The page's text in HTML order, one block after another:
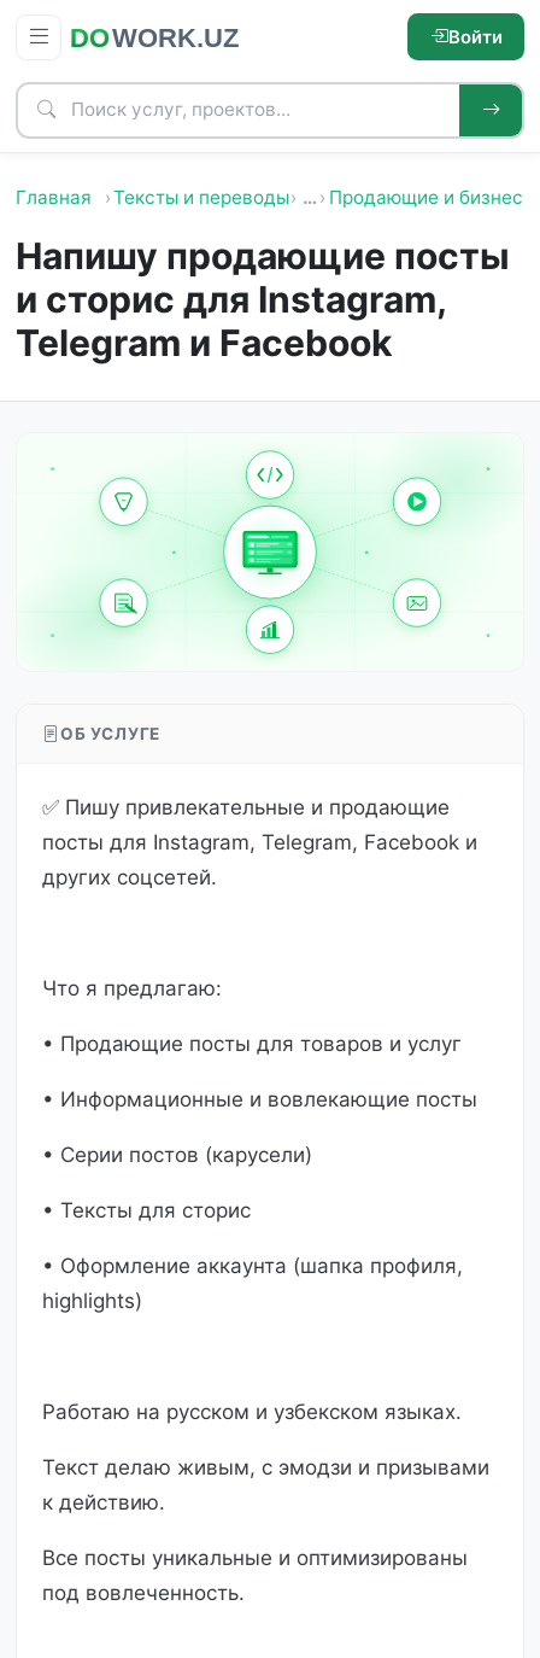
Войти
Главная Тексты и переводы … Продающие и бизнес
Напишу продающие посты
и сторис для Instagram,
Telegram и Facebook
ОБ УСЛУГЕ
✅ Пишу привлекательные и продающие
посты для Instagram, Telegram, Facebook и
других соцсетей.
Что я предлагаю:
• Продающие посты для товаров и услуг
• Информационные и вовлекающие посты
• Серии постов (карусели)
• Тексты для сторис
• Оформление аккаунта (шапка профиля,
highlights)
Работаю на русском и узбекском языках.
Текст делаю живым, с эмодзи и призывами
к действию.
Все посты уникальные и оптимизированы
под вовлеченность.